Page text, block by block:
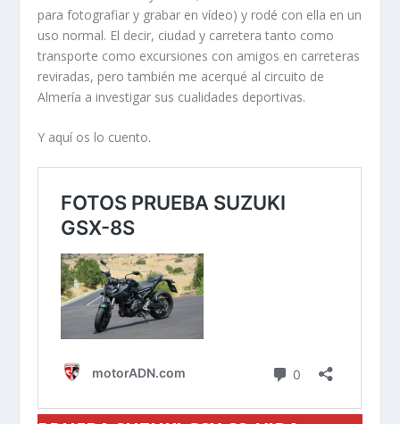
para fotografiar y grabar en vídeo) y rodé con ella en un
uso normal. El decir, ciudad y carretera tanto como
transporte como excursiones con amigos en carreteras
reviradas, pero también me acerqué al circuito de
Almería a investigar sus cualidades deportivas.
Y aquí os lo cuento.